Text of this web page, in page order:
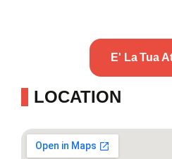
E' La Tua
LOCATION